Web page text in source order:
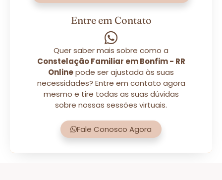
Entre em Contato
Quer saber mais sobre como a
Constelação Familiar em Bonfim - RR
Onlinepode ser ajustada às suas
necessidades? Entre em contato agora
mesmo e tire todas as suas dúvidas
sobre nossas sessões virtuais.
Fale Conosco Agora